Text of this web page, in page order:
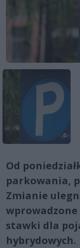
Od
parkowania,
Zmianie
stawki dla
hybrydowych.